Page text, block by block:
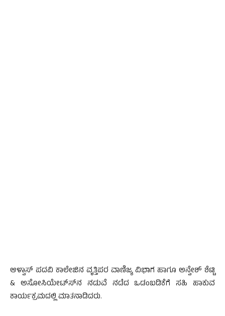
ಆಳ್ವಾಸ್ ಪದವಿ ಕಾಲೇಜಿನ ವೃತ್ತಿಪರ ವಾಣಿಜ್ಯ ವಿಭಾಗ ಹಾಗೂ ಅನ್ವೇಶ್ ಶೆಟ್ಟಿ
& ಅಸೋಸಿಯೇಟ್ಸ್‍ನ ನಡುವೆ ನಡೆದ ಒಡಂಬಡಿಕೆಗೆ ಸಹಿ ಹಾಕುವ
ಕಾರ್ಯಕ್ರಮದಲ್ಲಿ ಮಾತನಾಡಿದರು.